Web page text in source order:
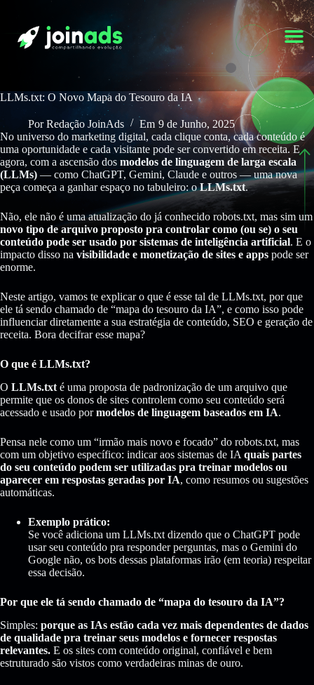
LLMs.txt: O Novo Mapa do Tesouro da IA
Por Redação JoinAds Em 9 de Junho, 2025
No universo do marketing digital, cada clique conta, cada conteúdo é
uma oportunidade e cada visitante pode ser convertido em receita. E
agora, com a ascensão dos modelos de linguagem de larga escala
(LLMs) — como ChatGPT, Gemini, Claude e outros — uma nova
peça começa a ganhar espaço no tabuleiro: oLLMs.txt.
Não, ele não é uma atualização do já conhecido robots.txt, mas sim um
novo tipo de arquivo proposto pra controlar como (ou se) o seu
conteúdo pode ser usado por sistemas de inteligência artificial. E o
impacto disso na visibilidade e monetização de sites e apps pode ser
enorme.
Neste artigo, vamos te explicar o que é esse tal de LLMs.txt, por que
ele tá sendo chamado de “mapa do tesouro da IA”, e como isso pode
influenciar diretamente a sua estratégia de conteúdo, SEO e geração de
receita. Bora decifrar esse mapa?
O que é LLMs.txt?
O LLMs.txt é uma proposta de padronização de um arquivo que
permite que os donos de sites controlem como seu conteúdo será
acessado e usado pormodelos de linguagem baseados em IA.
Pensa nele como um “irmão mais novo e focado” do robots.txt, mas
com um objetivo específico: indicar aos sistemas de IA quais partes
do seu conteúdo podem ser utilizadas pra treinar modelos ou
aparecer em respostas geradas por IA, como resumos ou sugestões
automáticas.
Exemplo prático:
Se você adiciona um LLMs.txt dizendo que o ChatGPT pode
usar seu conteúdo pra responder perguntas, mas o Gemini do
Google não, os bots dessas plataformas irão (em teoria) respeitar
essa decisão.
Por que ele tá sendo chamado de “mapa do tesouro da IA”?
Simples: porque as IAs estão cada vez mais dependentes de dados
de qualidade pra treinar seus modelos e fornecer respostas
relevantes. E os sites com conteúdo original, confiável e bem
estruturado são vistos como verdadeiras minas de ouro.